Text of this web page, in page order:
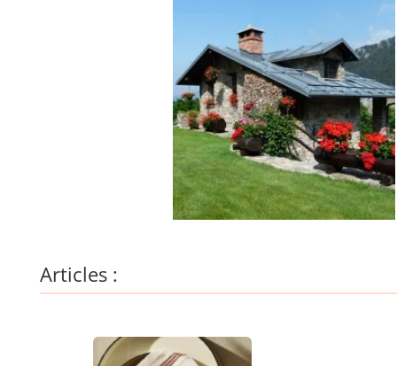
Articles :